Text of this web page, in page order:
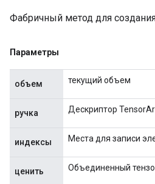
Фабричный метод для
Параметры
объем текущий объем
ручка Дескриптор
индексы Места для записи
ценить Объединенный